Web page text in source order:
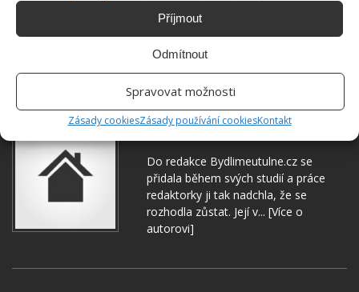
Příjmout
Odmítnout
Spravovat možnosti
Zásady cookiesZásady používání cookiesKontakt
KRABIČKY PLAST ZÁPACH
Do redakce Bydlimeutulne.cz se
přidala během svých studií a práce
redaktorky ji tak nadchla, že se
rozhodla zůstat. Její v... [Více o
autorovi]